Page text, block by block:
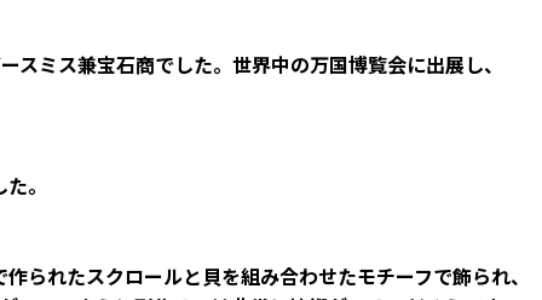
ス兼宝石商でした。世界中の万国博覧会に出展し、
。
られたスクロールと貝を組み合わせたモチーフで飾られ、